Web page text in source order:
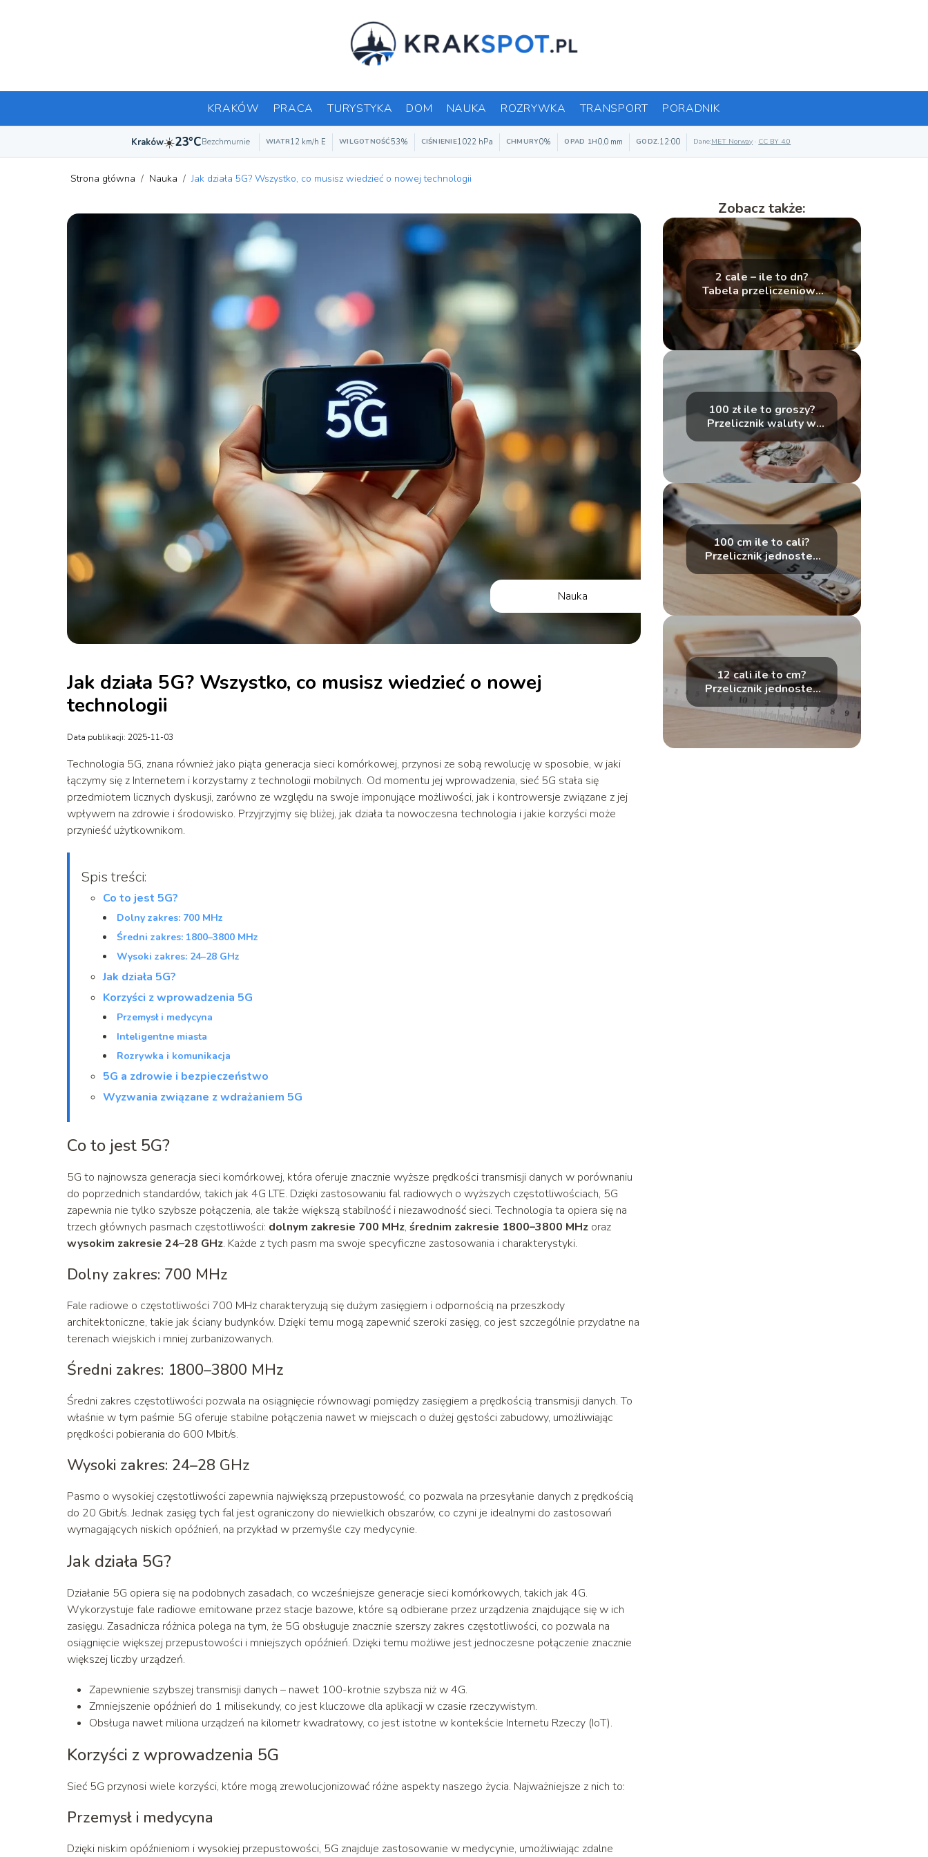
KRAKÓW PRACA TURYSTYKA DOM NAUKA ROZRYWKA TRANSPORT PORADNIK
Kraków☀️23°CBezchmurnie WIATR12 km/h E WILGOTNOŚĆ53% CIŚNIENIE1022 hPa CHMURY0% OPAD 1H0,0 mm GODZ.12:00 Dane:MET Norway · CC BY 4.0
Strona główna / Nauka /Jak działa 5G? Wszystko, co musisz wiedzieć o nowej technologii
Nauka
Jak działa 5G? Wszystko, co musisz wiedzieć o nowej
technologii
Data publikacji: 2025-11-03
Technologia 5G, znana również jako piąta generacja sieci komórkowej, przynosi ze sobą rewolucję w sposobie, w jaki
łączymy się z Internetem i korzystamy z technologii mobilnych. Od momentu jej wprowadzenia, sieć 5G stała się
przedmiotem licznych dyskusji, zarówno ze względu na swoje imponujące możliwości, jak i kontrowersje związane z jej
wpływem na zdrowie i środowisko. Przyjrzyjmy się bliżej, jak działa ta nowoczesna technologia i jakie korzyści może
przynieść użytkownikom.
Spis treści:
Co to jest 5G?
Dolny zakres: 700 MHz
Średni zakres: 1800–3800 MHz
Wysoki zakres: 24–28 GHz
Jak działa 5G?
Korzyści z wprowadzenia 5G
Przemysł i medycyna
Inteligentne miasta
Rozrywka i komunikacja
5G a zdrowie i bezpieczeństwo
Wyzwania związane z wdrażaniem 5G
Co to jest 5G?
5G to najnowsza generacja sieci komórkowej, która oferuje znacznie wyższe prędkości transmisji danych w porównaniu
do poprzednich standardów, takich jak 4G LTE. Dzięki zastosowaniu fal radiowych o wyższych częstotliwościach, 5G
zapewnia nie tylko szybsze połączenia, ale także większą stabilność i niezawodność sieci. Technologia ta opiera się na
trzech głównych pasmach częstotliwości: dolnym zakresie 700 MHz, średnim zakresie 1800–3800 MHz oraz
wysokim zakresie 24–28 GHz. Każde z tych pasm ma swoje specyficzne zastosowania i charakterystyki.
Dolny zakres: 700 MHz
Fale radiowe o częstotliwości 700 MHz charakteryzują się dużym zasięgiem i odpornością na przeszkody
architektoniczne, takie jak ściany budynków. Dzięki temu mogą zapewnić szeroki zasięg, co jest szczególnie przydatne na
terenach wiejskich i mniej zurbanizowanych.
Średni zakres: 1800–3800 MHz
Średni zakres częstotliwości pozwala na osiągnięcie równowagi pomiędzy zasięgiem a prędkością transmisji danych. To
właśnie w tym paśmie 5G oferuje stabilne połączenia nawet w miejscach o dużej gęstości zabudowy, umożliwiając
prędkości pobierania do 600 Mbit/s.
Wysoki zakres: 24–28 GHz
Pasmo o wysokiej częstotliwości zapewnia największą przepustowość, co pozwala na przesyłanie danych z prędkością
do 20 Gbit/s. Jednak zasięg tych fal jest ograniczony do niewielkich obszarów, co czyni je idealnymi do zastosowań
wymagających niskich opóźnień, na przykład w przemyśle czy medycynie.
Jak działa 5G?
Działanie 5G opiera się na podobnych zasadach, co wcześniejsze generacje sieci komórkowych, takich jak 4G.
Wykorzystuje fale radiowe emitowane przez stacje bazowe, które są odbierane przez urządzenia znajdujące się w ich
zasięgu. Zasadnicza różnica polega na tym, że 5G obsługuje znacznie szerszy zakres częstotliwości, co pozwala na
osiągnięcie większej przepustowości i mniejszych opóźnień. Dzięki temu możliwe jest jednoczesne połączenie znacznie
większej liczby urządzeń.
Zapewnienie szybszej transmisji danych – nawet 100-krotnie szybsza niż w 4G.
Zmniejszenie opóźnień do 1 milisekundy, co jest kluczowe dla aplikacji w czasie rzeczywistym.
Obsługa nawet miliona urządzeń na kilometr kwadratowy, co jest istotne w kontekście Internetu Rzeczy (IoT).
Korzyści z wprowadzenia 5G
Sieć 5G przynosi wiele korzyści, które mogą zrewolucjonizować różne aspekty naszego życia. Najważniejsze z nich to:
Przemysł i medycyna
Dzięki niskim opóźnieniom i wysokiej przepustowości, 5G znajduje zastosowanie w medycynie, umożliwiając zdalne
Zobacz także:
2 cale – ile to dn?
Tabela przeliczeniowa
średnic rur
100 zł ile to groszy?
Przelicznik waluty w
prosty sposób
100 cm ile to cali?
Przelicznik jednostek
długości
12 cali ile to cm?
Przelicznik jednostek
długości